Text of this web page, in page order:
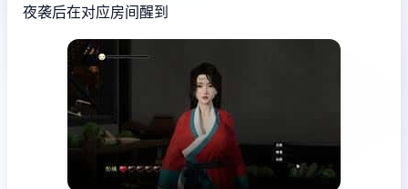
夜袭后在对应房间醒到